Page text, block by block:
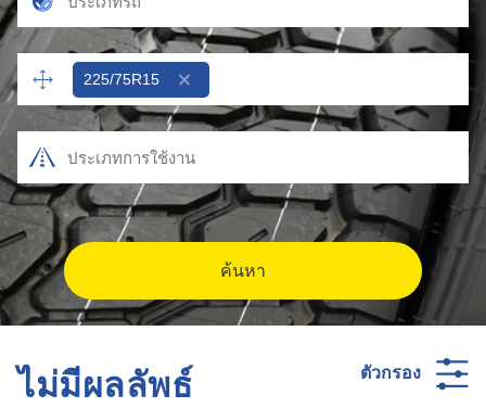
225/75R15
ค้นหา
ตัวกรอง
ไม่มีผลลัพธ์